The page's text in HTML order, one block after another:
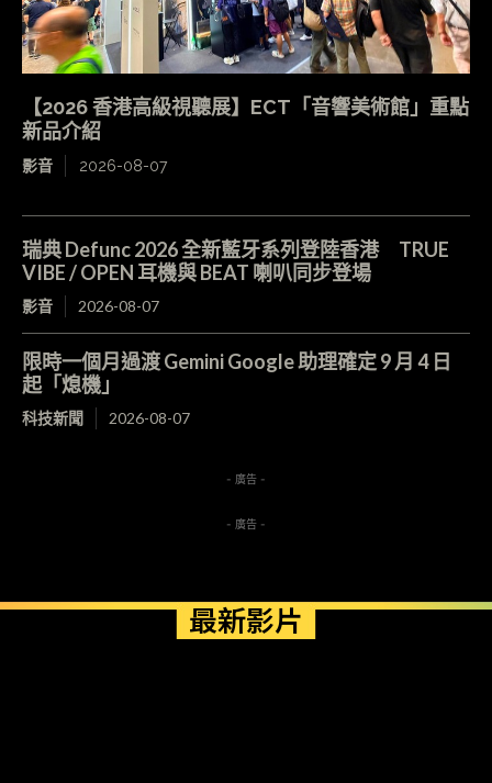
【2026 香港高級視聽展】ECT「音響美術館」重點
新品介紹
影音 2026-08-07
瑞典 Defunc 2026 全新藍牙系列登陸香港 TRUE
VIBE / OPEN 耳機與 BEAT 喇叭同步登場
影音 2026-08-07
限時一個月過渡 Gemini Google 助理確定 9 月 4 日
起「熄機」
科技新聞 2026-08-07
- 廣告 -
- 廣告 -
最新影片